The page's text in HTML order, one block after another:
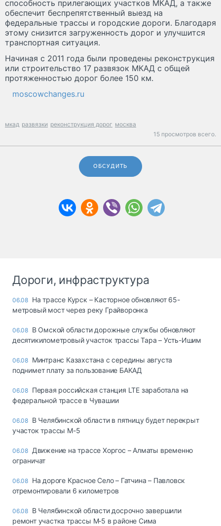
способность прилегающих участков МКАД, а также
обеспечит беспрепятственный выезд на
федеральные трассы и городские дороги. Благодаря
этому снизится загруженность дорог и улучшится
транспортная ситуация.
Начиная с 2011 года были проведены реконструкция
или строительство 17 развязок МКАД с общей
протяженностью дорог более 150 км.
moscowchanges.ru
мкад развязки реконструкция дорог москва
15 просмотров всего.
ОБСУДИТЬ
Дороги, инфраструктура
06.08 На трассе Курск – Касторное обновляют 65-
метровый мост через реку Грайворонка
06.08 В Омской области дорожные службы обновляют
десятикилометровый участок трассы Тара – Усть-Ишим
06.08 Минтранс Казахстана с середины августа
поднимет плату за пользование БАКАД
06.08 Первая российская станция LTE заработала на
федеральной трассе в Чувашии
06.08 В Челябинской области в пятницу будет перекрыт
участок трассы М-5
06.08 Движение на трассе Хоргос – Алматы временно
ограничат
06.08 На дороге Красное Село – Гатчина – Павловск
отремонтировали 6 километров
06.08 В Челябинской области досрочно завершили
ремонт участка трассы М‑5 в районе Сима